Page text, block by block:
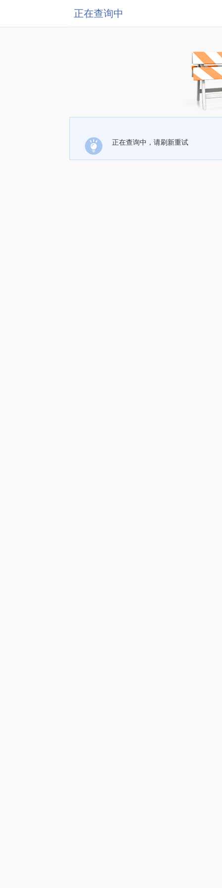
正在查询中
正在查询中，请刷新重试